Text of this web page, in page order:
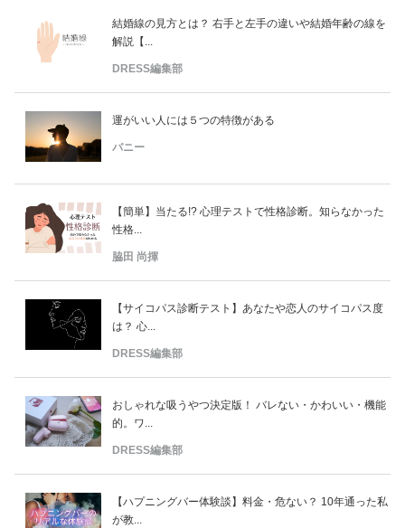
結婚線の見方とは？ 右手と左手の違いや結婚年齢の線を
解説【...
DRESS編集部
運がいい人には５つの特徴がある
バニー
【簡単】当たる!? 心理テストで性格診断。知らなかった
性格...
脇田 尚揮
【サイコパス診断テスト】あなたや恋人のサイコパス度
は？ 心...
DRESS編集部
おしゃれな吸うやつ決定版！ バレない・かわいい・機能
的。ワ...
DRESS編集部
【ハプニングバー体験談】料金・危ない？ 10年通った私
が教...